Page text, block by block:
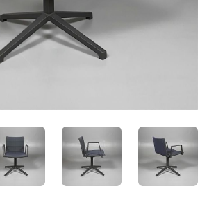
NbGBbr3Exz-g.jpegEBN-9CUUhUT2.jpeg